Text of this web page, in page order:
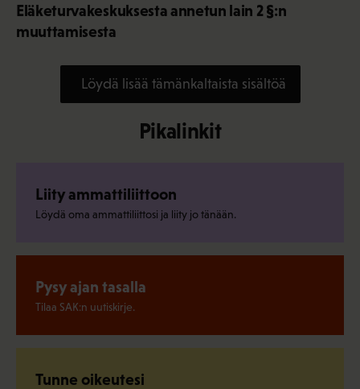
Eläketurvakeskuksesta annetun lain 2 §:n
muuttamisesta
Löydä lisää tämänkaltaista sisältöä
Pikalinkit
Liity ammattiliittoon
Löydä oma ammattiliittosi ja liity jo tänään.
Pysy ajan tasalla
Tilaa SAK:n uutiskirje.
Tunne oikeutesi